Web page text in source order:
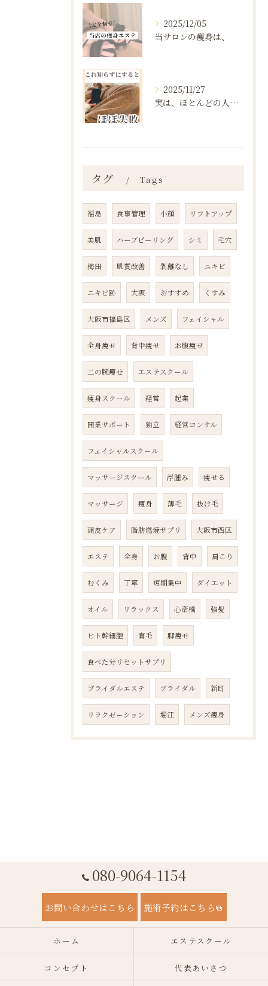
2025/12/05
当サロンの痩身は、
2025/11/27
実は、ほとんどの人は“ダイエットを始める前の段階”で失敗が確...
タグ Tags
福島 食事管理 小顔 リフトアップ
美肌 ハーブピーリング シミ 毛穴
梅田 肌質改善 剥離なし ニキビ
ニキビ跡 大阪 おすすめ くすみ
大阪市福島区 メンズ フェイシャル
全身痩せ 背中痩せ お腹痩せ
二の腕痩せ エステスクール
痩身スクール 経営 起業
開業サポート 独立 経営コンサル
フェイシャルスクール
マッサージスクール 浮腫み 痩せる
マッサージ 痩身 薄毛 抜け毛
頭皮ケア 脂肪燃焼サプリ 大阪市西区
エステ 全身 お腹 背中 肩こり
むくみ 丁寧 短期集中 ダイエット
オイル リラックス 心斎橋 強髪
ヒト幹細胞 育毛 脚痩せ
食べた分リセットサプリ
ブライダルエステ ブライダル 新町
リラクゼーション 堀江 メンズ痩身
080-9064-1154
お問い合わせはこちら 施術予約はこちら
ホーム エステスクール
コンセプト 代表あいさつ